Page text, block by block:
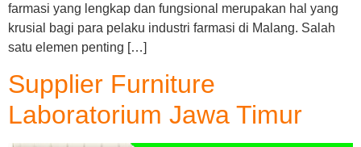
farmasi yang lengkap dan fungsional merupakan hal yang
krusial bagi para pelaku industri farmasi di Malang. Salah
satu elemen penting […]
Supplier Furniture
Laboratorium Jawa Timur